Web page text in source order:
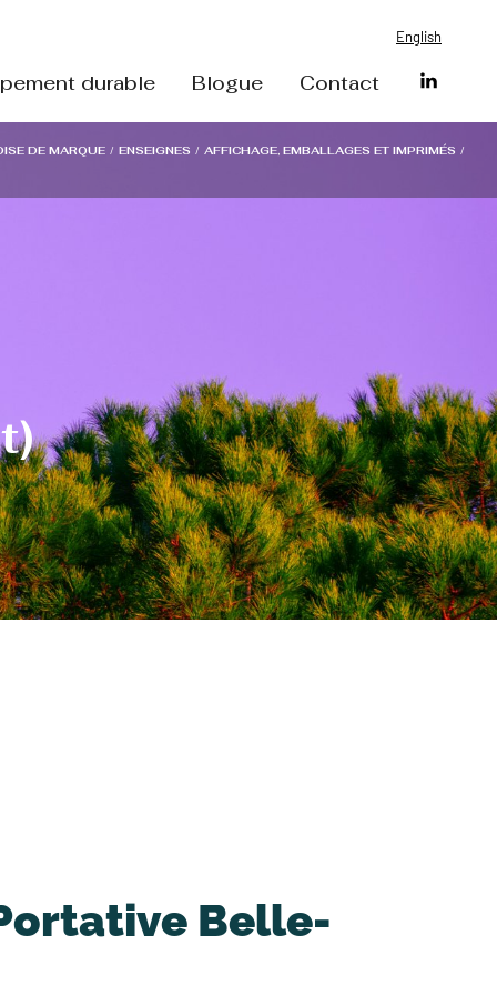
English
durable Blogue Contact
DE MARQUE/ ENSEIGNES / AFFICHAGE, EMBALLAGES ET IMPRIMÉS /
Belle-